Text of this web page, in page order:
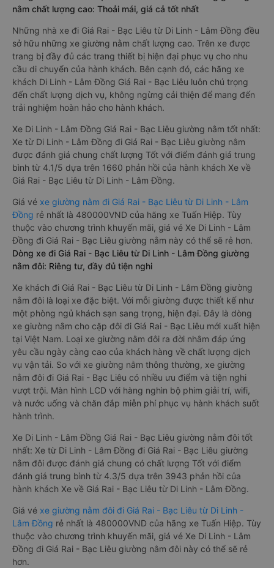
nằm chất lượng cao: Thoải mái, giá cả tốt nhất
Những nhà xe đi Giá Rai - Bạc Liêu từ Di Linh - Lâm Đồng đều
sở hữu những xe giường nằm chất lượng cao. Trên xe được
trang bị đầy đủ các trang thiết bị hiện đại phục vụ cho nhu
cầu di chuyển của hành khách. Bên cạnh đó, các hãng xe
khách Di Linh - Lâm Đồng Giá Rai - Bạc Liêu luôn chú trọng
đến chất lượng dịch vụ, không ngừng cải thiện để mang đến
trải nghiệm hoàn hảo cho hành khách.
Xe Di Linh - Lâm Đồng Giá Rai - Bạc Liêu giường nằm tốt nhất:
Xe từ Di Linh - Lâm Đồng đi Giá Rai - Bạc Liêu giường nằm
được đánh giá chung chất lượng Tốt với điểm đánh giá trung
bình từ 4.1/5 dựa trên 1660 phản hồi của hành khách Xe về
Giá Rai - Bạc Liêu từ Di Linh - Lâm Đồng.
Giá vé xe giường nằm đi Giá Rai - Bạc Liêu từ Di Linh - Lâm
Đồng rẻ nhất là 480000VND của hãng xe Tuấn Hiệp. Tùy
thuộc vào chương trình khuyến mãi, giá vé Xe Di Linh - Lâm
Đồng đi Giá Rai - Bạc Liêu giường nằm này có thể sẽ rẻ hơn.
Dòng xe đi Giá Rai - Bạc Liêu từ Di Linh - Lâm Đồng giường
nằm đôi: Riêng tư, đầy đủ tiện nghi
Xe khách đi Giá Rai - Bạc Liêu từ Di Linh - Lâm Đồng giường
nằm đôi là loại xe đặc biệt. Với mỗi giường được thiết kế như
một phòng ngủ khách sạn sang trọng, hiện đại. Đây là dòng
xe giường nằm cho cặp đôi đi Giá Rai - Bạc Liêu mới xuất hiện
tại Việt Nam. Loại xe giường nằm đôi ra đời nhằm đáp ứng
yêu cầu ngày càng cao của khách hàng về chất lượng dịch
vụ vận tải. So với xe giường nằm thông thường, xe giường
nằm đôi đi Giá Rai - Bạc Liêu có nhiều ưu điểm và tiện nghi
vượt trội. Màn hình LCD với hàng nghìn bộ phim giải trí, wifi,
và nước uống và chăn đắp miễn phí phục vụ hành khách suốt
hành trình.
Xe Di Linh - Lâm Đồng Giá Rai - Bạc Liêu giường nằm đôi tốt
nhất: Xe từ Di Linh - Lâm Đồng đi Giá Rai - Bạc Liêu giường
nằm đôi được đánh giá chung có chất lượng Tốt với điểm
đánh giá trung bình từ 4.3/5 dựa trên 3943 phản hồi của
hành khách Xe về Giá Rai - Bạc Liêu từ Di Linh - Lâm Đồng.
Giá vé xe giường nằm đôi đi Giá Rai - Bạc Liêu từ Di Linh -
Lâm Đồng rẻ nhất là 480000VND của hãng xe Tuấn Hiệp. Tùy
thuộc vào chương trình khuyến mãi, giá vé Xe Di Linh - Lâm
Đồng đi Giá Rai - Bạc Liêu giường nằm đôi này có thể sẽ rẻ
hơn.